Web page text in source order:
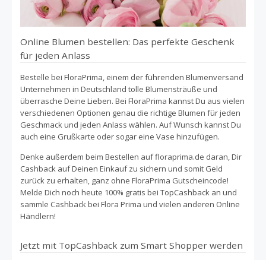
Online Blumen bestellen: Das perfekte Geschenk
für jeden Anlass
Bestelle bei FloraPrima, einem der führenden Blumenversand
Unternehmen in Deutschland tolle Blumensträuße und
überrasche Deine Lieben. Bei FloraPrima kannst Du aus vielen
verschiedenen Optionen genau die richtige Blumen für jeden
Geschmack und jeden Anlass wählen. Auf Wunsch kannst Du
auch eine Grußkarte oder sogar eine Vase hinzufügen.
Denke außerdem beim Bestellen auf floraprima.de daran, Dir
Cashback auf Deinen Einkauf zu sichern und somit Geld
zurück zu erhalten, ganz ohne FloraPrima Gutscheincode!
Melde Dich noch heute 100% gratis bei TopCashback an und
sammle Cashback bei Flora Prima und vielen anderen Online
Händlern!
Jetzt mit TopCashback zum Smart Shopper werden